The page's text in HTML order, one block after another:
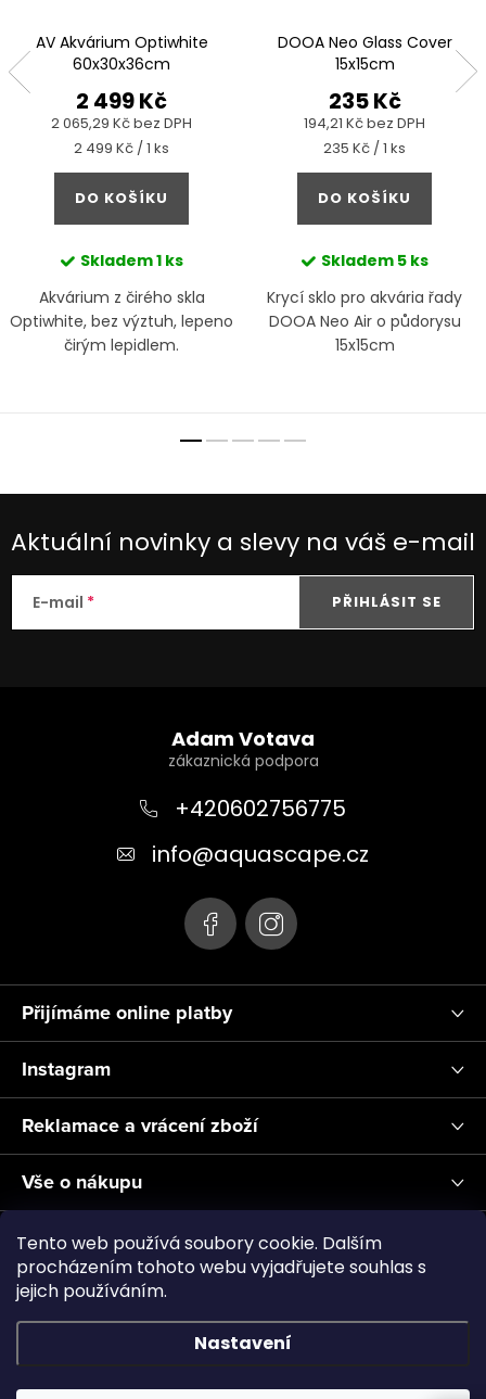
Tento web používá soubory cookie. Dalším
procházením tohoto webu vyjadřujete souhlas s
jejich používáním.
Nastavení
AV Akvárium Optiwhite
60x30x36cm
2 065,29 Kč bez DPH
2 499 Kč
Měrná
cena:
2 499 Kč / 1 ks
DO KOŠÍKU
Skladem1 ks
Akvárium z čirého skla
Optiwhite, bez výztuh, lepeno
čirým lepidlem.
DOOA Neo Glass Cover
15x15cm
194,21 Kč bez DPH
235 Kč
Měrná
cena:
235 Kč / 1 ks
DO KOŠÍKU
Skladem 5 ks
Krycí sklo pro akvária řady
DOOA Neo Air o půdorysu
15x15cm
Aktuální novinky a slevy na váš e-mail
E-mail PŘIHLÁSIT SE
Přijímáme online platby
Adam Votava
+420602756775
info@aquascape.cz
Instagram
Reklamace a vrácení zboží
Vše o nákupu
Informace pro Vás
Realizace a servis akvárií ↗